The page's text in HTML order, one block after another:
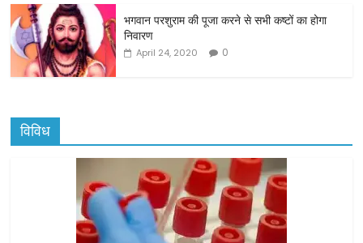
भगवान परशुराम की पूजा करने से सभी कष्टों का होगा
निवारण
April 24, 2020 0
विविध